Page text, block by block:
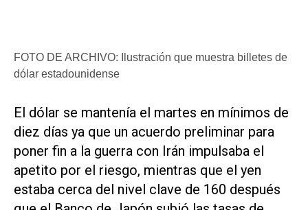
FOTO DE ARCHIVO: Ilustración que muestra billetes de
dólar estadounidense
​El dólar se mantenía el martes en mínimos de
diez días ya que un acuerdo preliminar para
poner fin a la ‌guerra con Irán impulsaba el
‌apetito por el riesgo, mientras que el yen
estaba cerca del nivel clave de 160 después